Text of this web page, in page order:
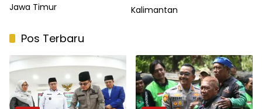
Jawa Timur
Kalimantan
Pos Terbaru